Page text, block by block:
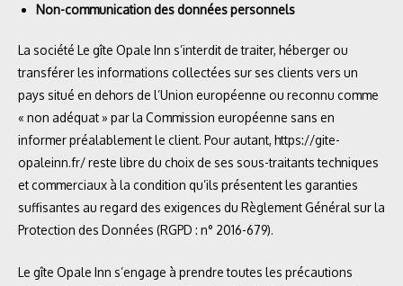
Non-communication des données personnels
La société Le gîte Opale Inn s’interdit de traiter, héberger ou
transférer les informations collectées sur ses clients vers un
pays situé en dehors de l’Union européenne ou reconnu comme
« non adéquat » par la Commission européenne sans en
informer préalablement le client. Pour autant, https://gite-
opaleinn.fr/reste libre du choix de ses sous-traitants techniques
et commerciaux à la condition qu’ils présentent les garanties
suffisantes au regard des exigences du Règlement Général sur la
Protection des Données (RGPD : n° 2016-679).
Le gîte Opale Inn s’engage à prendre toutes les précautions